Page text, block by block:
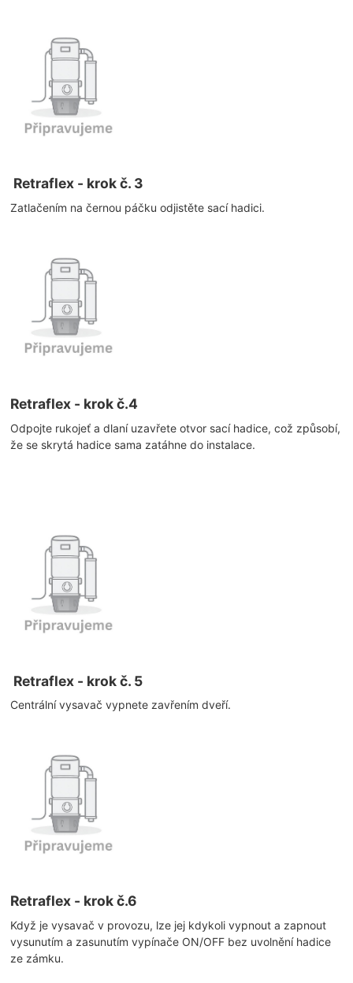
Retraflex - krok č. 3
Zatlačením na černou páčku odjistěte sací hadici.
Retraflex - krok č.4
Odpojte rukojeť a dlaní uzavřete otvor sací hadice, což způsobí,
že se skrytá hadice sama zatáhne do instalace.
Retraflex - krok č. 5
Centrální vysavač vypnete zavřením dveří.
Retraflex - krok č.6
Když je vysavač v provozu, lze jej kdykoli vypnout a zapnout
vysunutím a zasunutím vypínače ON/OFF bez uvolnění hadice
ze zámku.